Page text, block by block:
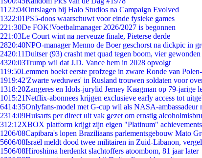
11 22:04Ontslagen bij Halo Studios na Campaign Evolved
1322:01PS5-doos waarschuwt voor einde fysieke games
221:30De FOK!Voetbalmanager 2026/2027 is begonnen
221:03Le Court wint na nerveuze finale, Pieterse derde
2820:40NPO-manager Menno de Boer geschorst na dickpic in
2420:11Duitser (93) crasht met quad tegen boom, vier gewonden
4320:03Trump wil dat J.D. Vance hem in 2028 opvolgt
119:50Lemmen boekt eerste profzege in zware Ronde van
1919:42'Zwarte weduwes' in Rusland trouwen soldaten voor
1318:20Zangeres en Idols-jurylid Jerney Kaagman op 79-jarige
1015:21Netflix-abonnees krijgen exclusieve early access tot
6414:35Onlyfans-model met G-cup wil als NASA-ambassadeur
2314:09Huisarts per direct uit vak gezet om ernstig
312:12XBOX platform krijgt zijn eigen "Platinum"
1206/08Capibara's lopen Braziliaans parlementsgebouw Mato
5606/08Israël meldt dood twee militairen in Zuid-Libanon,
1506/08Hiroshima herdenkt slachtoffers atoombom, 81 jaar later